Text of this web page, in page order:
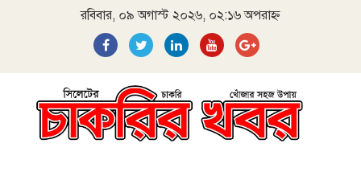
রবিবার, ০৯ অগাস্ট ২০২৬, ০২:১৬ অপরাহ্ন